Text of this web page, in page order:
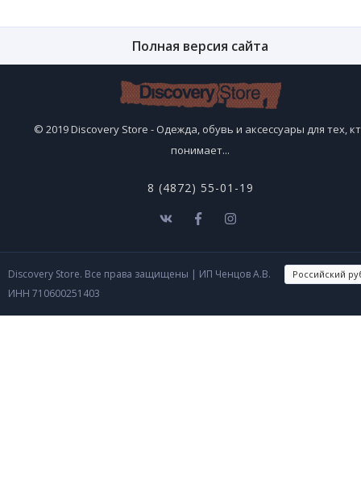
Полная версия сайта
© 2019 Discovery Store - Одежда, обувь и аксессуары для тех,
понимает...
8 (4872) 55-01-19
Discovery Store. Все права защищены | ИП Ченцов А.В.
ИНН 710600251403